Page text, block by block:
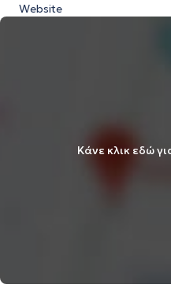
Website
Κάνε κλικ εδώ